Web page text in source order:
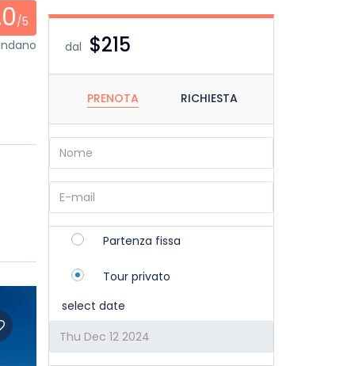
/5
dal $215
PRENOTA RICHIESTA
Partenza fissa
Tour privato
select date